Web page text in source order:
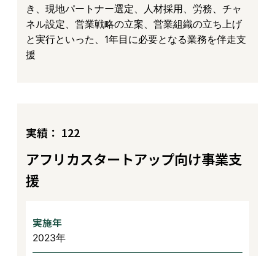
き、現地パートナー選定、人材採用、労務、チャ
ネル設定、営業戦略の立案、営業組織の立ち上げ
と実行といった、1年目に必要となる業務を伴走支
援
実績： 122
アフリカスタートアップ向け事業支
援
実施年
2023年